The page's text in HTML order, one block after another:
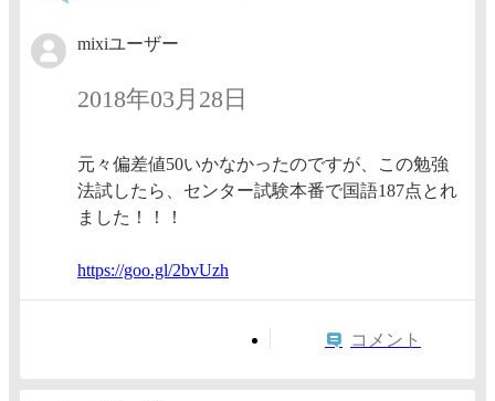
mixiユーザー
2018年03月28日
元々偏差値50いかなかったのですが、この勉強
法試したら、センター試験本番で国語187点とれ
ました！！！
https://goo.gl/2bvUzh
コメント